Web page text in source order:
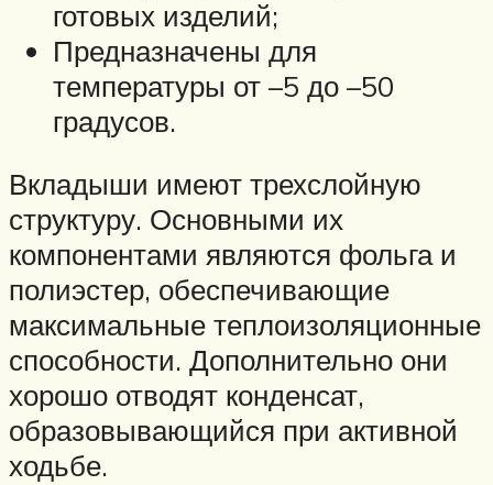
готовых изделий;
Предназначены для
температуры от –5 до –50
градусов.
Вкладыши имеют трехслойную
структуру. Основными их
компонентами являются фольга и
полиэстер, обеспечивающие
максимальные теплоизоляционные
способности. Дополнительно они
хорошо отводят конденсат,
образовывающийся при активной
ходьбе.